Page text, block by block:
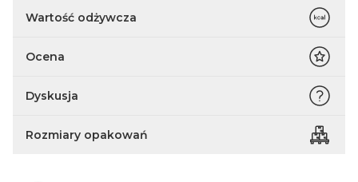
czekolady
Chwilowo niedostępny
6,10 zł
Wartość odżywcza
Ocena
Dyskusja
Rozmiary opakowań